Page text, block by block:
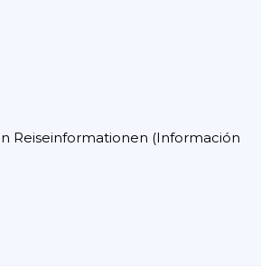
Reiseinformationen (Información